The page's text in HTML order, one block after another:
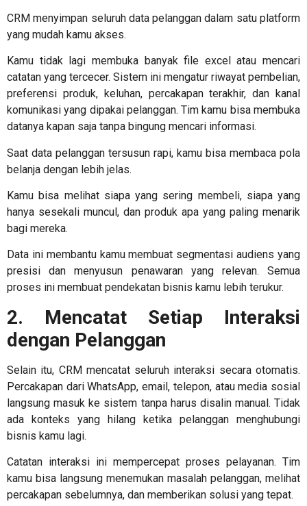
CRM menyimpan seluruh data pelanggan dalam satu platform
yang mudah kamu akses.
Kamu tidak lagi membuka banyak file excel atau mencari
catatan yang tercecer. Sistem ini mengatur riwayat pembelian,
preferensi produk, keluhan, percakapan terakhir, dan kanal
komunikasi yang dipakai pelanggan. Tim kamu bisa membuka
datanya kapan saja tanpa bingung mencari informasi.
Saat data pelanggan tersusun rapi, kamu bisa membaca pola
belanja dengan lebih jelas.
Kamu bisa melihat siapa yang sering membeli, siapa yang
hanya sesekali muncul, dan produk apa yang paling menarik
bagi mereka.
Data ini membantu kamu membuat segmentasi audiens yang
presisi dan menyusun penawaran yang relevan. Semua
proses ini membuat pendekatan bisnis kamu lebih terukur.
2. Mencatat Setiap Interaksi
dengan Pelanggan
Selain itu, CRM mencatat seluruh interaksi secara otomatis.
Percakapan dari WhatsApp, email, telepon, atau media sosial
langsung masuk ke sistem tanpa harus disalin manual. Tidak
ada konteks yang hilang ketika pelanggan menghubungi
bisnis kamu lagi.
Catatan interaksi ini mempercepat proses pelayanan. Tim
kamu bisa langsung menemukan masalah pelanggan, melihat
percakapan sebelumnya, dan memberikan solusi yang tepat.